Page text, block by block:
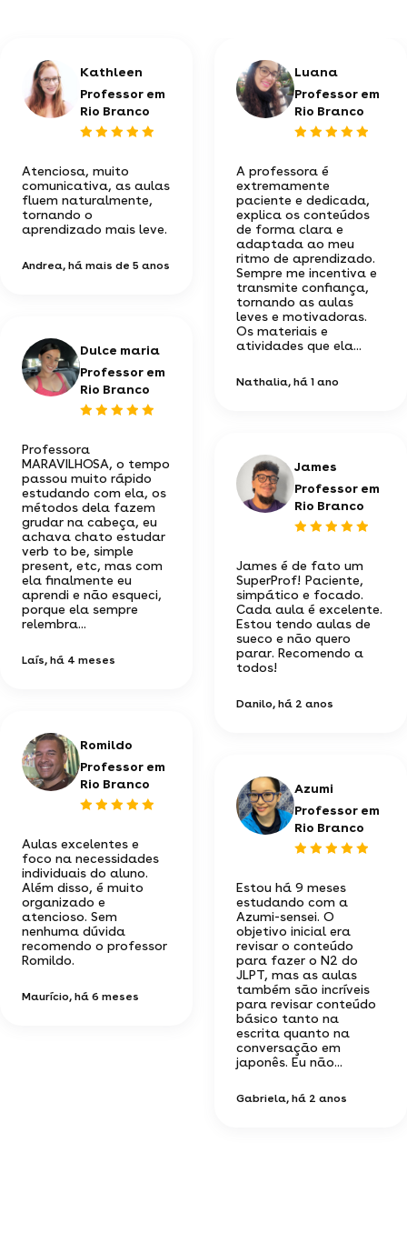
Kathleen
Professor em
Rio Branco
Atenciosa, muito
comunicativa, as aulas
fluem naturalmente,
tornando o
aprendizado mais leve.
Andrea, há mais de 5 anos
Dulce maria
Professor em
Rio Branco
Professora
MARAVILHOSA, o tempo
passou muito rápido
estudando com ela, os
métodos dela fazem
grudar na cabeça, eu
achava chato estudar
verb to be, simple
present, etc, mas com
ela finalmente eu
aprendi e não esqueci,
porque ela sempre
relembra...
Laís, há 4 meses
Romildo
Professor em
Rio Branco
Aulas excelentes e
foco na necessidades
individuais do aluno.
Além disso, é muito
organizado e
atencioso. Sem
nenhuma dúvida
recomendo o professor
Romildo.
Maurício, há 6 meses
Luana
Professor em
Rio Branco
A professora é
extremamente
paciente e dedicada,
explica os conteúdos
de forma clara e
adaptada ao meu
ritmo de aprendizado.
Sempre me incentiva e
transmite confiança,
tornando as aulas
leves e motivadoras.
Os materiais e
atividades que ela...
Nathalia, há 1 ano
James
Professor em
Rio Branco
James é de fato um
SuperProf! Paciente,
simpático e focado.
Cada aula é excelente.
Estou tendo aulas de
sueco e não quero
parar. Recomendo a
todos!
Danilo, há 2 anos
Azumi
Professor em
Rio Branco
Estou há 9 meses
estudando com a
Azumi-sensei. O
objetivo inicial era
revisar o conteúdo
para fazer o N2 do
JLPT, mas as aulas
também são incríveis
para revisar conteúdo
básico tanto na
escrita quanto na
conversação em
japonês. Eu não...
Gabriela, há 2 anos